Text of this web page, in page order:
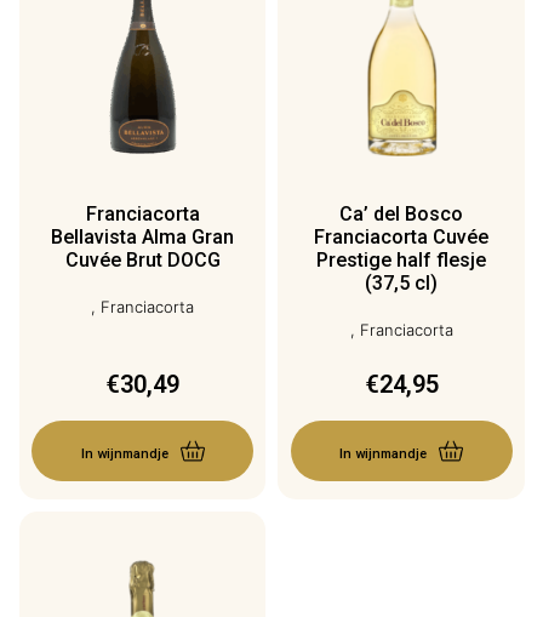
Franciacorta
Bellavista Alma Gran
Cuvée Brut DOCG
, Franciacorta
€30,49
In wijnmandje
Ca’ del Bosco
Franciacorta Cuvée
Prestige half flesje
(37,5 cl)
, Franciacorta
€24,95
In wijnmandje